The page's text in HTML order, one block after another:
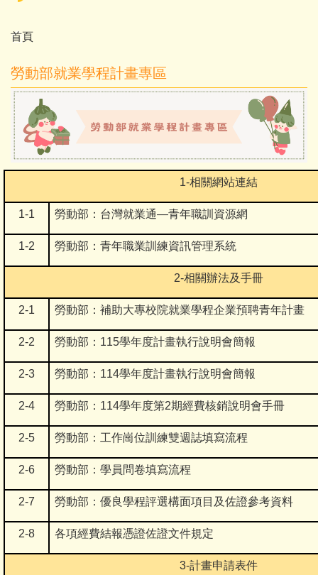
首頁
勞動部就業學程計畫專區
1-相關網站連結
1-1 勞動部：台灣就業通—青年職訓資源網
1-2 勞動部：青年職業訓練資訊管理系統
2-相關辦法及手冊
2-1 勞動部：補助大專校院就業學程企業預聘青年計畫
2-2 勞動部：115學年度計畫執行說明會簡報
2-3 勞動部：114學年度計畫執行說明會簡報
2-4 勞動部：114學年度第2期經費核銷說明會手冊
2-5 勞動部：工作崗位訓練雙週誌填寫流程
2-6 勞動部：學員問卷填寫流程
2-7 勞動部：優良學程評選構面項目及佐證參考資料
2-8 各項經費結報憑證佐證文件規定
3-計畫申請表件